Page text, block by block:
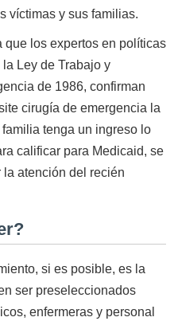
víctimas y sus familias.
que los expertos en políticas
Ley de Trabajo y
de 1986, confirman
cirugía de emergencia la
tenga un ingreso lo
calificar para Medicaid, se
la atención del recién
si es posible, es la
ser preseleccionados
enfermeras y personal